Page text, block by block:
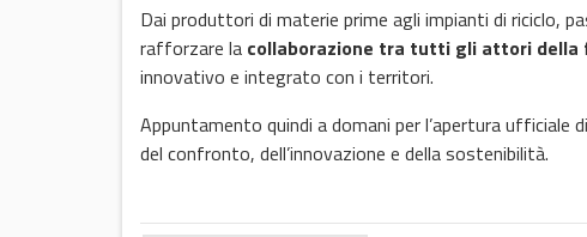
Dai produttori di materie prime agli impianti di riciclo,
rafforzare la collaborazione tra tutti gli attori della
innovativo e integrato con i territori.
Appuntamento quindi a domani per l’apertura ufficiale di
del confronto, dell’innovazione e della sostenibilità.